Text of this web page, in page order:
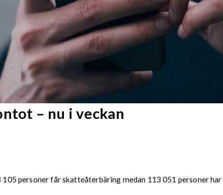
– nu i veckan
personer får skatteåterbäring medan 113 051 personer